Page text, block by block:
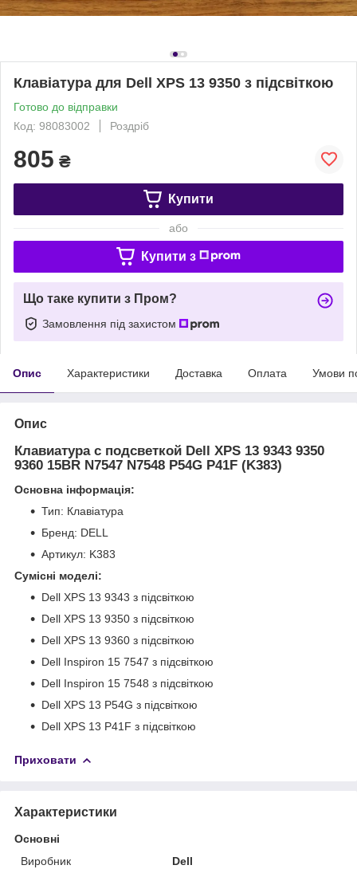
Клавіатура для Dell XPS 13 9350 з підсвіткою
Готово до відправки
Код: 98083002
Роздріб
805 ₴
Купити
або
Купити з
Що таке купити з Пром?
Замовлення під захистом
Опис Характеристики Доставка Оплата Умови
Опис
Клавиатура с подсветкой Dell XPS 13 9343 9350
9360 15BR N7547 N7548 P54G P41F (K383)
Основна інформація:
Тип: Клавіатура
Бренд: DELL
Артикул: K383
Сумісні моделі:
Dell XPS 13 9343 з підсвіткою
Dell XPS 13 9350 з підсвіткою
Dell XPS 13 9360 з підсвіткою
Dell Inspiron 15 7547 з підсвіткою
Dell Inspiron 15 7548 з підсвіткою
Dell XPS 13 P54G з підсвіткою
Dell XPS 13 P41F з підсвіткою
Приховати
Характеристики
Основні
Виробник
Dell